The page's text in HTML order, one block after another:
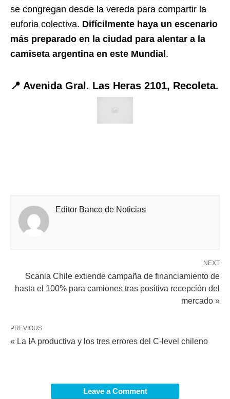
se congregan desde la vereda para compartir la
euforia colectiva. Difícilmente haya un escenario
más preparado en la ciudad para alentar a la
camiseta argentina en este Mundial.
📍 Avenida Gral. Las Heras 2101, Recoleta.
Editor Banco de Noticias
NEXT
Scania Chile extiende campaña de financiamiento de
hasta el 100% para camiones tras positiva recepción del
mercado »
PREVIOUS
« La IA productiva y los tres errores del C-level chileno
Leave a Comment